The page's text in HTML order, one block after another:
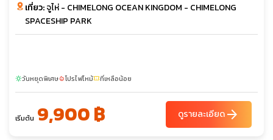
เที่ยว:จูไห่ - CHIMELONG OCEAN KINGDOM - CHIMELONG
SPACESHIP PARK
sunnyวันหยุดพิเศษlocal_fire_departmentโปรไฟไหม้confirmation_numberที่เหลือน้อย
เริ่มต้น 9,900 ฿ ดูรายละเอียดarrow_forward